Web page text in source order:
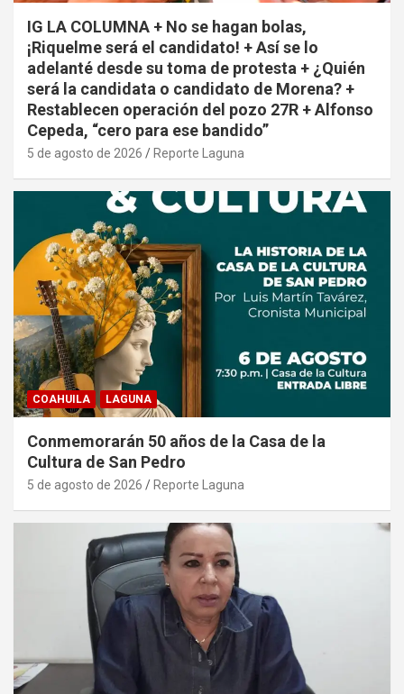
IG LA COLUMNA + No se hagan bolas,
¡Riquelme será el candidato! + Así se lo
adelanté desde su toma de protesta + ¿Quién
será la candidata o candidato de Morena? +
Restablecen operación del pozo 27R + Alfonso
Cepeda, “cero para ese bandido”
5 de agosto de 2026 Reporte Laguna
COAHUILA LAGUNA
Conmemorarán 50 años de la Casa de la
Cultura de San Pedro
5 de agosto de 2026 Reporte Laguna